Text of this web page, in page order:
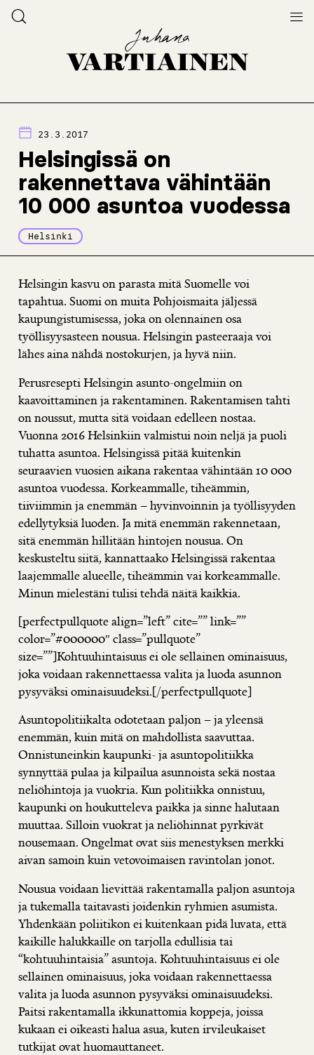
23.3.2017
Helsingissä on
rakennettava vähintään
10 000 asuntoa vuodessa
Helsinki
Helsingin kasvu on parasta mitä Suomelle voi
tapahtua. Suomi on muita Pohjoismaita jäljessä
kaupungistumisessa, joka on olennainen osa
työllisyysasteen nousua. Helsingin pasteeraaja voi
lähes aina nähdä nostokurjen, ja hyvä niin.
Perusresepti Helsingin asunto-ongelmiin on
kaavoittaminen ja rakentaminen. Rakentamisen tahti
on noussut, mutta sitä voidaan edelleen nostaa.
Vuonna 2016 Helsinkiin valmistui noin neljä ja puoli
tuhatta asuntoa. Helsingissä pitää kuitenkin
seuraavien vuosien aikana rakentaa vähintään 10 000
asuntoa vuodessa. Korkeammalle, tiheämmin,
tiiviimmin ja enemmän – hyvinvoinnin ja työllisyyden
edellytyksiä luoden. Ja mitä enemmän rakennetaan,
sitä enemmän hillitään hintojen nousua. On
keskusteltu siitä, kannattaako Helsingissä rakentaa
laajemmalle alueelle, tiheämmin vai korkeammalle.
Minun mielestäni tulisi tehdä näitä kaikkia.
[perfectpullquote align=”left” cite=”” link=””
color=”#000000″ class=”pullquote”
size=””]Kohtuuhintaisuus ei ole sellainen ominaisuus,
joka voidaan rakennettaessa valita ja luoda asunnon
pysyväksi ominaisuudeksi.[/perfectpullquote]
Asuntopolitiikalta odotetaan paljon – ja yleensä
enemmän, kuin mitä on mahdollista saavuttaa.
Onnistuneinkin kaupunki- ja asuntopolitiikka
synnyttää pulaa ja kilpailua asunnoista sekä nostaa
neliöhintoja ja vuokria. Kun politiikka onnistuu,
kaupunki on houkutteleva paikka ja sinne halutaan
muuttaa. Silloin vuokrat ja neliöhinnat pyrkivät
nousemaan. Ongelmat ovat siis menestyksen merkki
aivan samoin kuin vetovoimaisen ravintolan jonot.
Nousua voidaan lievittää rakentamalla paljon asuntoja
ja tukemalla taitavasti joidenkin ryhmien asumista.
Yhdenkään poliitikon ei kuitenkaan pidä luvata, että
kaikille halukkaille on tarjolla edullisia tai
“kohtuuhintaisia” asuntoja. Kohtuuhintaisuus ei ole
sellainen ominaisuus, joka voidaan rakennettaessa
valita ja luoda asunnon pysyväksi ominaisuudeksi.
Paitsi rakentamalla ikkunattomia koppeja, joissa
kukaan ei oikeasti halua asua, kuten irvileukaiset
tutkijat ovat huomauttaneet.